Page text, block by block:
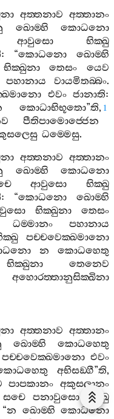
අත‍්තනාව අත‍්තානං
ඛොම‍්හි
කොධනො
ආවුසො
භික‍්ඛු
: “කොධනො
ඛොම‍්හි
භික‍්ඛුනා තෙසං
යෙව
පහානාය වායමිතබ‍්බං.
එවං ජානාති:
කොධාභිභූතො”ති, 1
පීතිපාමොජ‍්ජෙන
ධම‍්මෙසු.
අත‍්තනාව අත‍්තානං
ඛොම‍්හි
කොධනො
ආවුසො
භික‍්ඛු
: “කොධනො
ඛොම‍්හි
භික‍්ඛුනා
තෙසං
ධම‍්මානං
පහානාය
පච‍්චවෙක‍්ඛමානො
න
කොධහෙතු
භික‍්ඛුනා
තෙනෙව
අහොරත‍්තානුසික‍්ඛිනා
අත‍්තනාව අත‍්තානං
ඛොම‍්හි
කොධහෙතු
පච‍්චවෙක‍්ඛමානො එවං
අභිසඞ‍්ගී”ති,
පාපකානං අකුසලානං
සචෙ පනාවුසො
භික‍්ඛු
න ඛොම‍්හි කොධනො